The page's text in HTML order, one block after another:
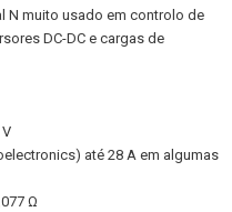
N muito usado em controlo de
DC-DC e cargas de
até 28 A em algumas
Ω